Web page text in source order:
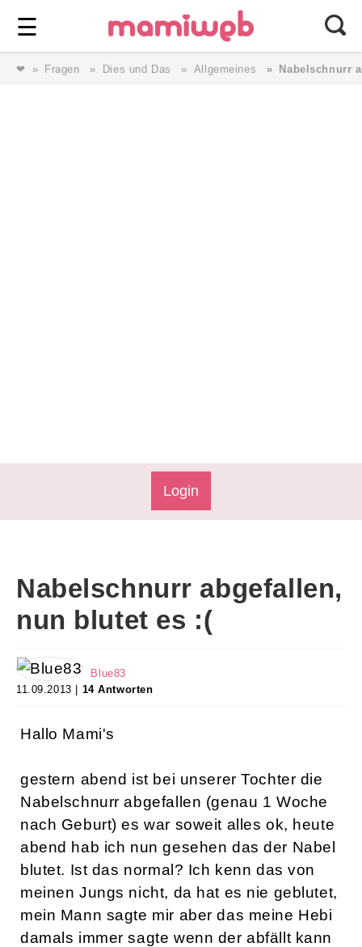
☰ ⎯ Wir lieben Familie ⎯
❤ Fragen Dies und Das Allgemeines Nabelschnurr
Login
Nabelschnurr abgefallen,
nun blutet es :(
Blue83
11.09.2013 | 14 Antworten
Hallo Mami's
gestern abend ist bei unserer Tochter die
Nabelschnurr abgefallen (genau 1 Woche
nach Geburt) es war soweit alles ok, heute
abend hab ich nun gesehen das der Nabel
blutet. Ist das normal? Ich kenn das von
meinen Jungs nicht, da hat es nie geblutet,
mein Mann sagte mir aber das meine Hebi
damals immer sagte wenn der abfällt kann